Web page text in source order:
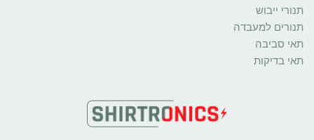
תנורי ייבוש
תנורים למעבדה
תאי סביבה
תאי בדיקות